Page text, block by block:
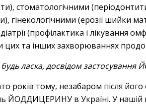
стоматологічними
гінекологічними (ерозії
(профілактика і лікування
та інших захворюваннях
ласка, досвідом
років тому, незабаром після
ЙОДДИЦЕРИНУ в Україні. У нашій